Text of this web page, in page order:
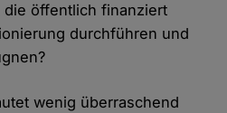
öffentlich finanziert
durchführen und
wenig überraschend